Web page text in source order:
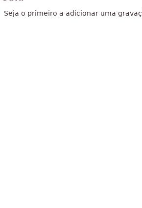
Seja o primeiro a adicionar uma